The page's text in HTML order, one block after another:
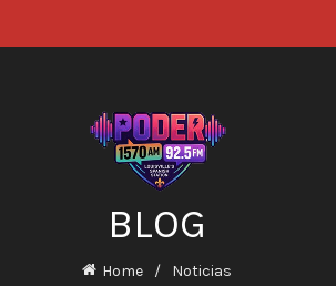
BLOG
Home Noticias